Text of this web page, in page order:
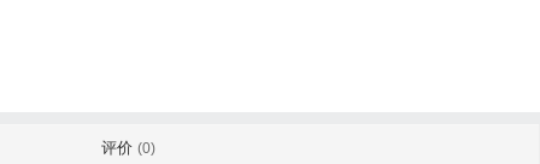
评价(0)